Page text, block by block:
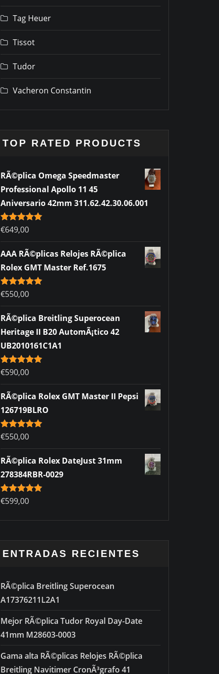
Tag Heuer
Tissot
Tudor
Vacheron Constantin
TOP RATED PRODUCTS
RÃ©plica Omega Speedmaster
Professional Apollo 11 45
Aniversario 42mm 311.62.42.30.06.001
Rated5.00
out of 5
€649,00
AAA RÃ©plicas Relojes RÃ©plica
Rolex GMT Master Ref.1675
Rated5.00
out of 5
€550,00
RÃ©plica Breitling Superocean
Heritage II B20 AutomÃ¡tico 42
UB2010161C1A1
Rated5.00
out of 5
€590,00
RÃ©plica Rolex GMT Master II Pepsi
126719BLRO
Rated5.00
out of 5
€550,00
RÃ©plica Rolex DateJust 31mm
278384RBR-0029
Rated5.00
out of 5
€599,00
ENTRADAS RECIENTES
RÃ©plica Breitling Superocean
A17376211L2A1
Mejor RÃ©plica Tudor Royal Day-Date
41mm M28603-0003
Gama alta RÃ©plicas Relojes RÃ©plica
Breitling Navitimer CronÃ³grafo 41